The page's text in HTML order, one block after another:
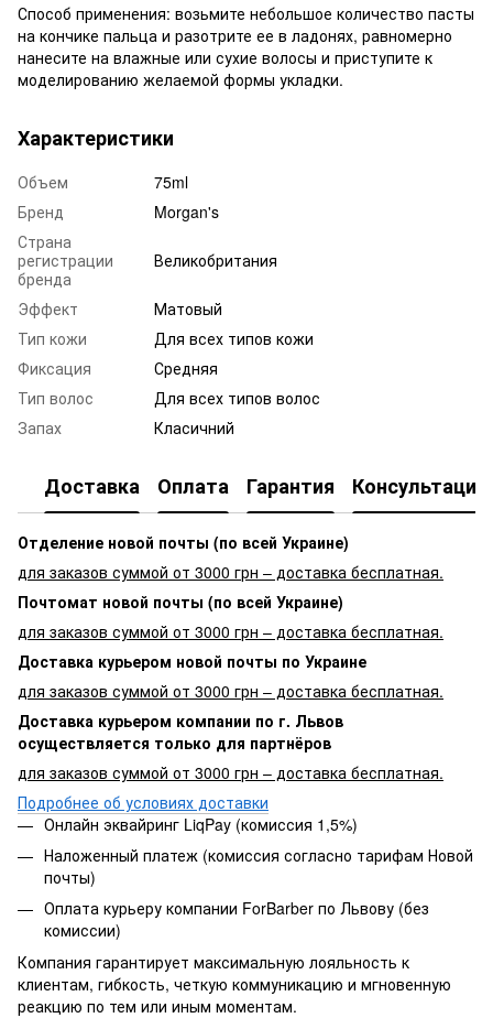
Способ применения: возьмите небольшое количество пасты
на кончике пальца и разотрите ее в ладонях, равномерно
нанесите на влажные или сухие волосы и приступите к
моделированию желаемой формы укладки.
Характеристики
Объем
75ml
Бренд
Morgan's
Страна
регистрации
бренда
Великобритания
Эффект
Матовый
Тип кожи
Для всех типов кожи
Фиксация
Средняя
Тип волос
Для всех типов волос
Запах
Класичний
Доставка Оплата Гарантия Консультация
Отделение новой почты (по всей Украине)
для заказов суммой от 3000 грн – доставка бесплатная.
Почтомат новой почты (по всей Украине)
для заказов суммой от 3000 грн – доставка бесплатная.
Доставка курьером новой почты по Украине
для заказов суммой от 3000 грн – доставка бесплатная.
Доставка курьером компании по г. Львов
осуществляется только для партнёров
для заказов суммой от 3000 грн – доставка бесплатная.
Подробнее об условиях доставки
Онлайн эквайринг LiqPay (комиссия 1,5%)
Наложенный платеж (комиссия согласно тарифам Новой
почты)
Оплата курьеру компании ForBarber по Львову (без
комиссии)
Компания гарантирует максимальную лояльность к
клиентам, гибкость, четкую коммуникацию и мгновенную
реакцию по тем или иным моментам.